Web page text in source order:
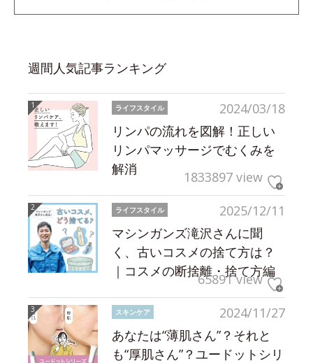
週間人気記事ランキング
2024/03/18
ライフスタイル
リンパの流れを図解！正しい
リンパマッサージでむくみを
解消
1833897 view
2025/12/11
ライフスタイル
マシンガンズ滝沢さんに聞
く、古いコスメの捨て方は？
｜コスメの断捨離・捨て方編
65891 view
2024/11/27
スキンケア
あなたは“薄肌さん”？それと
も“厚肌さん”？ユードットシリ